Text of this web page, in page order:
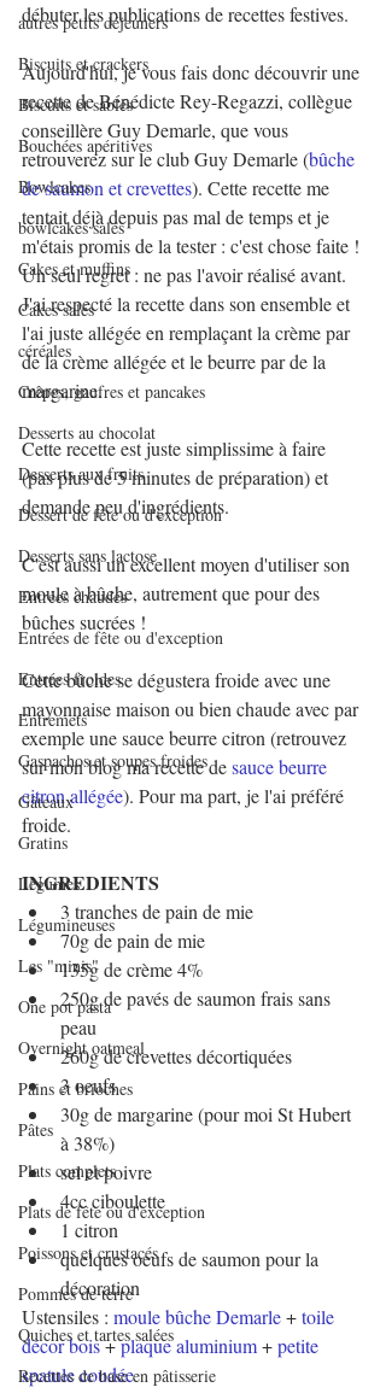
autres petits déjeuners
Biscuits et crackers
Biscuits et sablés
Bouchées apéritives
Bowlcakes
bowlcakes salés
Cakes et muffins
Cakes salés
céréales
Crêpes, gaufres et pancakes
Desserts au chocolat
Desserts aux fruits
Dessert de fête ou d'exception
Desserts sans lactose
Entrées chaudes
Entrées de fête ou d'exception
Entrées froides
Entremets
Gaspachos et soupes froides
Gâteaux
Gratins
Légumes
Légumineuses
Les "minis"
One pot pasta
Overnight oatmeal
Pains et brioches
Pâtes
Plats complets
Plats de fête ou d'exception
Poissons et crustacés
Pommes de terre
Quiches et tartes salées
Recettes de base en pâtisserie
débuter les publications de recettes festives.
Aujourd'hui, je vous fais donc découvrir une
recette de Bénédicte Rey-Regazzi, collègue
conseillère Guy Demarle, que vous
retrouverez sur le club Guy Demarle (bûche
de saumon et crevettes). Cette recette me
tentait déjà depuis pas mal de temps et je
m'étais promis de la tester : c'est chose faite !
Un seul regret : ne pas l'avoir réalisé avant.
J'ai respecté la recette dans son ensemble et
l'ai juste allégée en remplaçant la crème par
de la crème allégée et le beurre par de la
margarine.
Cette recette est juste simplissime à faire
(pas plus de 5 minutes de préparation) et
demande peu d'ingrédients.
C'est aussi un excellent moyen d'utiliser son
moule à bûche, autrement que pour des
bûches sucrées !
Cette bûche se dégustera froide avec une
mayonnaise maison ou bien chaude avec par
exemple une sauce beurre citron (retrouvez
sur mon blog ma recette de sauce beurre
citron allégée). Pour ma part, je l'ai préféré
froide.
INGREDIENTS
3 tranches de pain de mie
70g de pain de mie
135g de crème 4%
250g de pavés de saumon frais sans
peau
260g de crevettes décortiquées
3 oeufs
30g de margarine (pour moi St Hubert
à 38%)
sel et poivre
4cc ciboulette
1 citron
quelques oeufs de saumon pour la
décoration
Ustensiles : moule bûche Demarle + toile
décor bois + plaque aluminium + petite
spatule coudée